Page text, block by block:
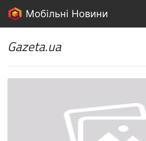
Мобільні Новини
Gazeta.ua